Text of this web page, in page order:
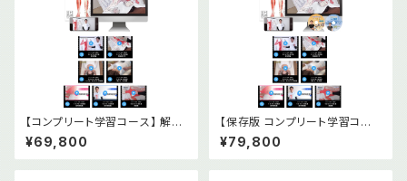
【コンプリート学習コース】 解剖
経穴タオル 前後面2枚＋オンラ
イン教材(基礎編2本・実技篇5
本)セット
¥69,800
【保存版 コンプリート学習コー
ス】解剖経穴タオル 前後面2枚
＋オンライン教材(基礎編2本・
実技篇5本)＋DVD2本セット
¥79,800